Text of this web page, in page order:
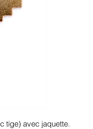
tige) avec jaquette.